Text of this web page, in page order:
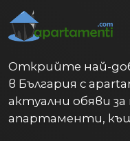
Открийте най-
в България с
актуални обяви
апартаменти,